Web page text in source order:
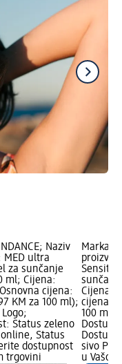
Naziv
MED ultra
za sunčanje
ml; Cijena:
cijena:
KM za 100 ml);
Status zeleno
Status
dostupnost
trgovini
Marka:
Sensitiv
Cijena:
cijena:
100 ml);
sivo
u Vašoj